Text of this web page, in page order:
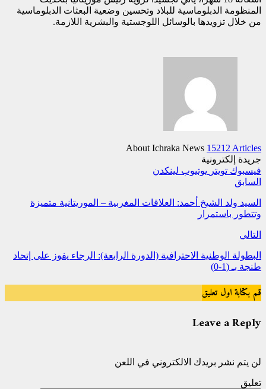
المنظومة الدبلوماسية للبلاد وتحسين وضعية البعثات الدبلوماسية
من خلال تزويدها بالوسائل اللوجستية والبشرية اللازمة.
About Ichraka News 15212 Articles
جريدة إلكترونية
فيسبوك تويتر يوتيوب لينكدن
السابق
السيد ولد الشيخ أحمد: العلاقات المغربية – الموريتانية متميزة
وتتطور باستمرار
التالي
البطولة الوطنية الاحترافية (الدورة الرابعة): الرجاء يفوز على إتحاد
طنجة بـ (1-0)
قم بكتابة اول تعليق
Leave a Reply
لن يتم نشر بريدك الالكتروني في اللعن
تعليق